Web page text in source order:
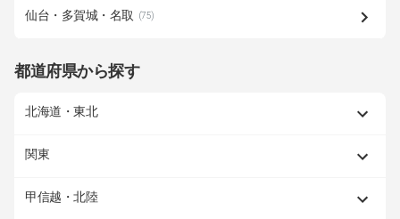
仙台・多賀城・名取 (75)
都道府県から探す
北海道・東北
関東
甲信越・北陸